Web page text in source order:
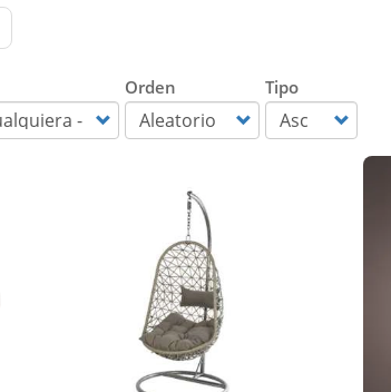
Orden Tipo